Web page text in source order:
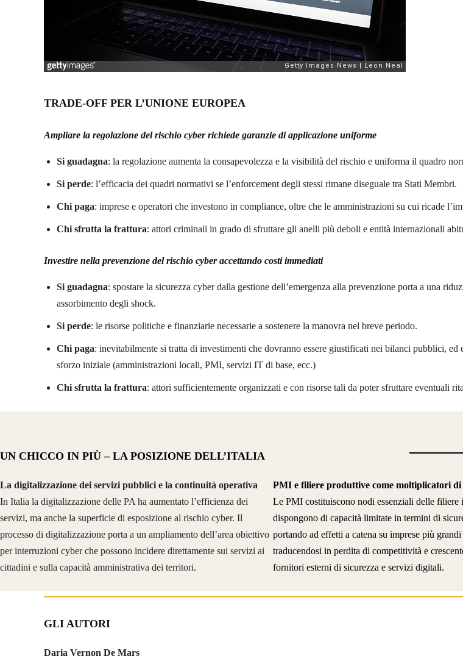
TRADE-OFF PER L’UNIONE EUROPEA
Ampliare la regolazione del rischio cyber richiede garanzie di applicazione uniforme
Si guadagna: la regolazione aumenta la consapevolezza e la visibilità del rischio e uniforma il quadro
Si perde: l’efficacia dei quadri normativi se l’enforcement degli stessi rimane diseguale tra Stati Membri.
Chi paga: imprese e operatori che investono in compliance, oltre che le amministrazioni su cui ricade
Chi sfrutta la frattura: attori criminali in grado di sfruttare gli anelli più deboli e entità internazionali
Investire nella prevenzione del rischio cyber accettando costi immediati
Si guadagna: spostare la sicurezza cyber dalla gestione dell’emergenza alla prevenzione porta a una
assorbimento degli shock.
Si perde: le risorse politiche e finanziarie necessarie a sostenere la manovra nel breve periodo.
Chi paga: inevitabilmente si tratta di investimenti che dovranno essere giustificati nei bilanci pubblici,
sforzo iniziale (amministrazioni locali, PMI, servizi IT di base, ecc.)
Chi sfrutta la frattura: attori sufficientemente organizzati e con risorse tali da poter sfruttare eventuali
UN CHICCO IN PIÙ – LA POSIZIONE DELL’ITALIA
La digitalizzazione dei servizi pubblici e la continuità operativa
In Italia la digitalizzazione delle PA ha aumentato l’efficienza dei
servizi, ma anche la superficie di esposizione al rischio cyber. Il
processo di digitalizzazione porta a un ampliamento dell’area obiettivo
per interruzioni cyber che possono incidere direttamente sui servizi ai
cittadini e sulla capacità amministrativa dei territori.
PMI e filiere produttive come moltiplicatori di
Le PMI costituiscono nodi essenziali delle filiere
dispongono di capacità limitate in termini di
portando ad effetti a catena su imprese più
traducendosi in perdita di competitività e
fornitori esterni di sicurezza e servizi digitali.
GLI AUTORI
Daria Vernon De Mars